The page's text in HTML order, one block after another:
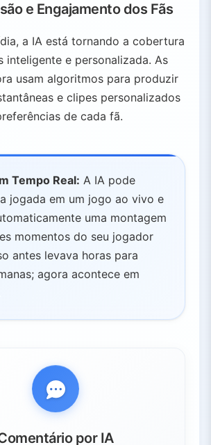
e Engajamento dos Fãs
a IA está tornando a cobertura
inteligente e personalizada. As
usam algoritmos para produzir
e clipes personalizados
de cada fã.
Tempo Real: A IA pode
jogada em um jogo ao vivo e
uma montagem
momentos do seu jogador
antes levava horas para
agora acontece em
por IA